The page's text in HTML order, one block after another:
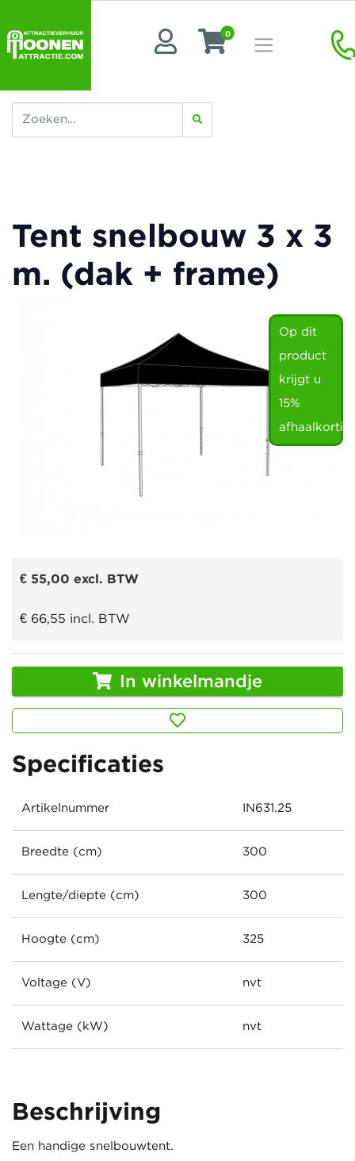
0
Tent snelbouw 3 x 3
m. (dak + frame)
Op dit
product
krijgt u
15%
€ 55,00 excl. BTW
€ 66,55 incl. BTW
In winkelmandje
Specificaties
Artikelnummer IN631.25
Breedte (cm) 300
Lengte/diepte (cm) 300
Hoogte (cm) 325
Voltage (V) nvt
Wattage (kW) nvt
Beschrijving
Een handige snelbouwtent.